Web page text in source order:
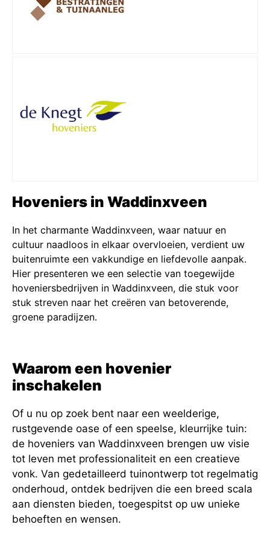
Hoveniers in Waddinxveen
In het charmante Waddinxveen, waar natuur en
cultuur naadloos in elkaar overvloeien, verdient uw
buitenruimte een vakkundige en liefdevolle aanpak.
Hier presenteren we een selectie van toegewijde
hoveniersbedrijven in Waddinxveen, die stuk voor
stuk streven naar het creëren van betoverende,
groene paradijzen.
Waarom een hovenier
inschakelen
Of u nu op zoek bent naar een weelderige,
rustgevende oase of een speelse, kleurrijke tuin:
de hoveniers van Waddinxveen brengen uw visie
tot leven met professionaliteit en een creatieve
vonk. Van gedetailleerd tuinontwerp tot regelmatig
onderhoud, ontdek bedrijven die een breed scala
aan diensten bieden, toegespitst op uw unieke
behoeften en wensen.